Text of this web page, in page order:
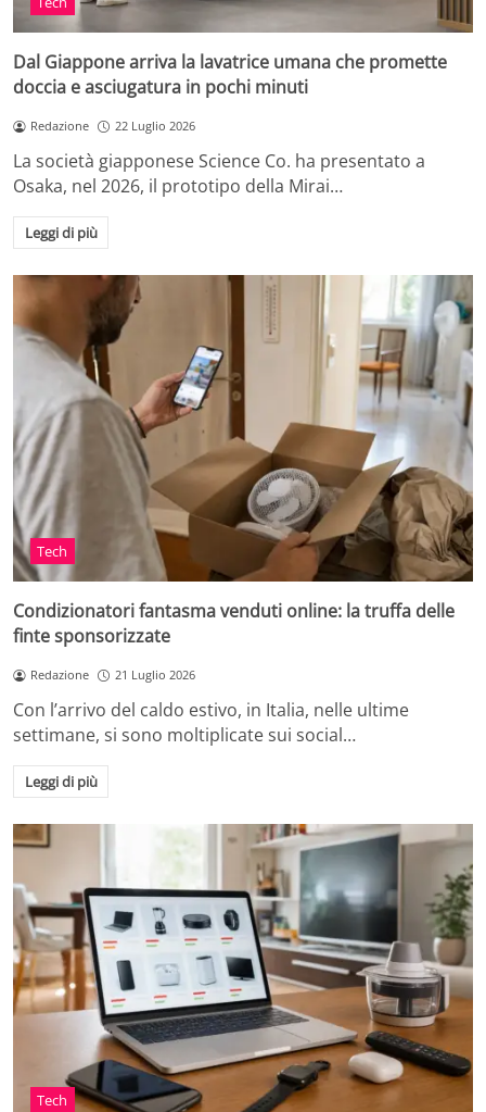
Dal Giappone arriva la lavatrice umana che promette
doccia e asciugatura in pochi minuti
Redazione 22 Luglio 2026
La società giapponese Science Co. ha presentato a
Osaka, nel 2026, il prototipo della Mirai…
Leggi di più
Tech
Condizionatori fantasma venduti online: la truffa delle
finte sponsorizzate
Redazione 21 Luglio 2026
Con l’arrivo del caldo estivo, in Italia, nelle ultime
settimane, si sono moltiplicate sui social…
Leggi di più
Tech